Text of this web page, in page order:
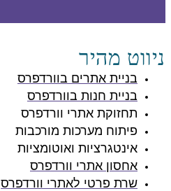
ניווט מהיר
בניית אתרים בוורדפרס
בניית חנות בוורדפרס
תחזוקת אתרי וורדפרס
פיתוח מערכות מורכבות
אינטגרציות ואוטומציות
אחסון אתרי וורדפרס
שרת פרטי לאתרי וורדפרס